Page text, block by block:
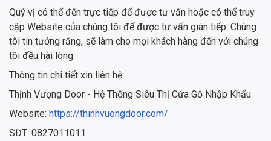
Quý vị có thể đến trực tiếp để được tư vấn hoặc có thể truy
cập Website của chúng tôi để được tư vấn gián tiếp. Chúng
tôi tin tưởng rằng, sẽ làm cho mọi khách hàng đến với chúng
tôi đều hài lòng
Thông tin chi tiết xin liên hệ:
Thịnh Vượng Door - Hệ Thống Siêu Thị Cửa Gỗ Nhập Khẩu
Website: https://thinhvuongdoor.com/
SĐT: 0827011011